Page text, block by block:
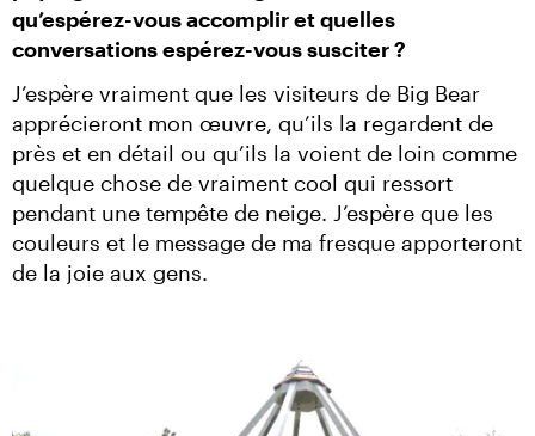
qu’espérez-vous accomplir et quelles
conversations espérez-vous susciter ?
J’espère vraiment que les visiteurs de Big Bear
apprécieront mon œuvre, qu’ils la regardent de
près et en détail ou qu’ils la voient de loin comme
quelque chose de vraiment cool qui ressort
pendant une tempête de neige. J’espère que les
couleurs et le message de ma fresque apporteront
de la joie aux gens.